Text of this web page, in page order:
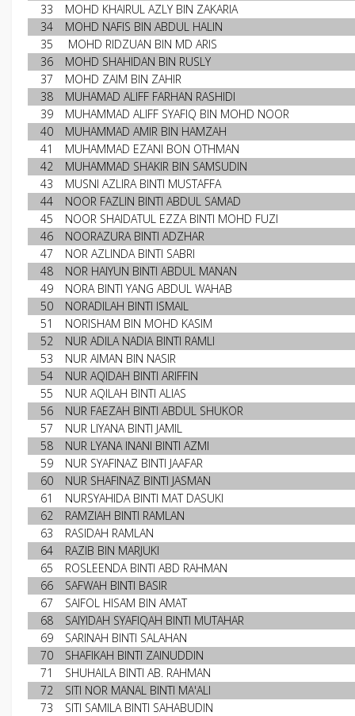
33
MOHD KHAIRUL AZLY BIN ZAKARIA
34
MOHD NAFIS BIN ABDUL HALIN
35
MOHD RIDZUAN BIN MD ARIS
36
MOHD SHAHIDAN BIN RUSLY
37
MOHD ZAIM BIN ZAHIR
38
MUHAMAD ALIFF FARHAN RASHIDI
39
MUHAMMAD ALIFF SYAFIQ BIN MOHD NOOR
40
MUHAMMAD AMIR BIN HAMZAH
41
MUHAMMAD EZANI BON OTHMAN
42
MUHAMMAD SHAKIR BIN SAMSUDIN
43
MUSNI AZLIRA BINTI MUSTAFFA
44
NOOR FAZLIN BINTI ABDUL SAMAD
45
NOOR SHAIDATUL EZZA BINTI MOHD FUZI
46
NOORAZURA BINTI ADZHAR
47
NOR AZLINDA BINTI SABRI
48
NOR HAIYUN BINTI ABDUL MANAN
49
NORA BINTI YANG ABDUL WAHAB
50
NORADILAH BINTI ISMAIL
51
NORISHAM BIN MOHD KASIM
52
NUR ADILA NADIA BINTI RAMLI
53
NUR AIMAN BIN NASIR
54
NUR AQIDAH BINTI ARIFFIN
55
NUR AQILAH BINTI ALIAS
56
NUR FAEZAH BINTI ABDUL SHUKOR
57
NUR LIYANA BINTI JAMIL
58
NUR LYANA INANI BINTI AZMI
59
NUR SYAFINAZ BINTI JAAFAR
60
NUR SHAFINAZ BINTI JASMAN
61
NURSYAHIDA BINTI MAT DASUKI
62
RAMZIAH BINTI RAMLAN
63
RASIDAH RAMLAN
64
RAZIB BIN MARJUKI
65
ROSLEENDA BINTI ABD RAHMAN
66
SAFWAH BINTI BASIR
67
SAIFOL HISAM BIN AMAT
68
SAIYIDAH SYAFIQAH BINTI MUTAHAR
69
SARINAH BINTI SALAHAN
70
SHAFIKAH BINTI ZAINUDDIN
71
SHUHAILA BINTI AB. RAHMAN
72
SITI NOR MANAL BINTI MA'ALI
73
SITI SAMILA BINTI SAHABUDIN